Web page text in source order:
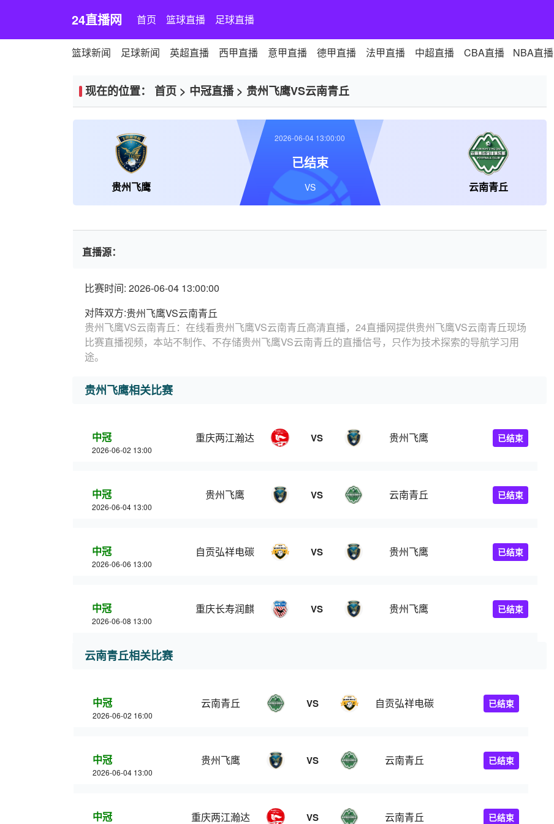
24直播网 首页 篮球直播 足球直播
篮球新闻 足球新闻 英超直播 西甲直播 意甲直播 德甲直播 法甲直播 中超直播 CBA直播 NBA直播
现在的位置： 首页 > 中冠直播> 贵州飞鹰VS云南青丘
贵州飞鹰 云南青丘
2026-06-04 13:00:00
已结束
VS
直播源：
比赛时间: 2026-06-04 13:00:00
对阵双方:贵州飞鹰VS云南青丘
贵州飞鹰VS云南青丘：在线看贵州飞鹰VS云南青丘高清直播，24直播网提供贵州飞鹰VS云南青丘现场
比赛直播视频，本站不制作、不存储贵州飞鹰VS云南青丘的直播信号，只作为技术探索的导航学习用
途。
贵州飞鹰相关比赛
中冠
2026-06-02 13:00
重庆两江瀚达 VS 贵州飞鹰 已结束
中冠
2026-06-04 13:00
贵州飞鹰 VS 云南青丘 已结束
中冠
2026-06-06 13:00
自贡弘祥电碳 VS 贵州飞鹰 已结束
中冠
2026-06-08 13:00
重庆长寿润麒 VS 贵州飞鹰 已结束
云南青丘相关比赛
中冠
2026-06-02 16:00
云南青丘 VS 自贡弘祥电碳 已结束
中冠
2026-06-04 13:00
贵州飞鹰 VS 云南青丘 已结束
中冠 重庆两江瀚达 VS 云南青丘 已结束